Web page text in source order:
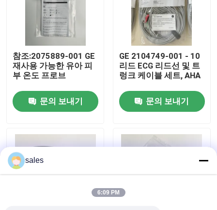
우리 에 관한 것
공장 투어
품질 관리
저희와 연락
환자 모니터 부품
참조:2075889-001 GE
재사용 가능한 유아 피
부 온도 프로브
문의 보내기
GE 2104749-001 - 10
리드 ECG 리드선 및 트
렁크 케이블 세트, AHA
문의 보내기
sales
6:09 PM